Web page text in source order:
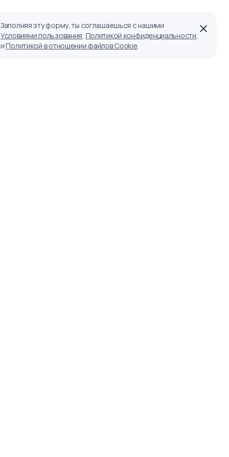
Заполняя эту форму, ты соглашаешься с нашими
Условиями пользования, Политикой конфиденциальности,
иПолитикой в отношении файлов Cookie.